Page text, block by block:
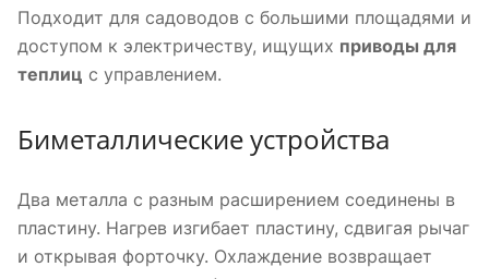
Подходит для садоводов с большими площадями и
доступом к электричеству, ищущих приводы для
теплиц с управлением.
Биметаллические устройства
Два металла с разным расширением соединены в
пластину. Нагрев изгибает пластину, сдвигая рычаг
и открывая форточку. Охлаждение возвращает